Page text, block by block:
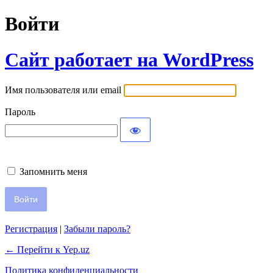
Войти
Сайт работает на WordPress
Имя пользователя или email
Пароль
Запомнить меня
Регистрация | Забыли пароль?
← Перейти к Yep.uz
Политика конфиденциальности